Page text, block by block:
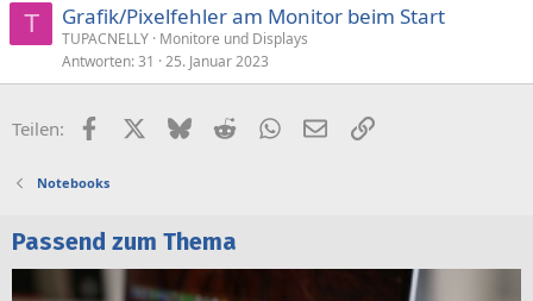
T Grafik/Pixelfehler am Monitor beim Start
TUPACNELLY Monitore und Displays
Antworten 31 25. Januar 2023
Teilen: FacebookX (Twitter)
BlueskyRedditWhatsApp
E-MailLink
Notebooks
Passend zum Thema